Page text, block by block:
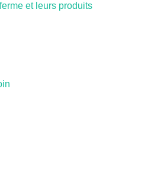
et leurs produits